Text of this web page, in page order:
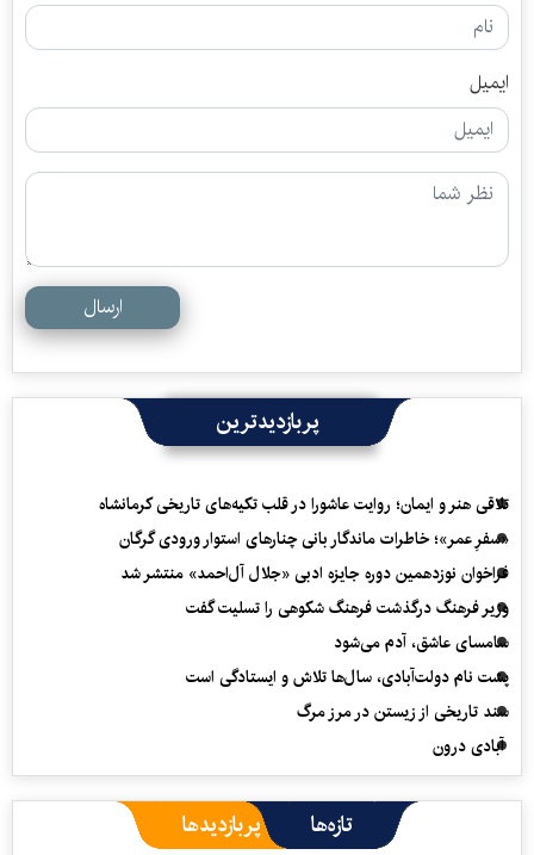
ایمیل
ارسال
پربازدیدترین
تلاقی هنر و ایمان؛ روایت عاشورا در قلب تکیه‌های تاریخی کرمانشاه
«سفرِ عمر»؛ خاطرات ماندگار بانی چنارهای استوار ورودی گرگان
فراخوان نوزدهمین دوره جایزه ادبی «جلال آل‌احمد» منتشر شد
وزیر فرهنگ درگذشت فرهنگ شکوهی را تسلیت گفت
سامسای عاشق، آدم می‌شود
پشت نام دولت‌آبادی، سال‌ها تلاش و ایستادگی است
سند تاریخی از زیستن در مرز مرگ
آبادی درون
تازه‌ها پربازدیدها